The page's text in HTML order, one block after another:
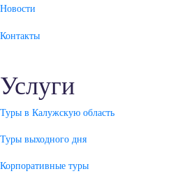
Новости
Контакты
Услуги
Туры в Калужскую область
Туры выходного дня
Корпоративные туры